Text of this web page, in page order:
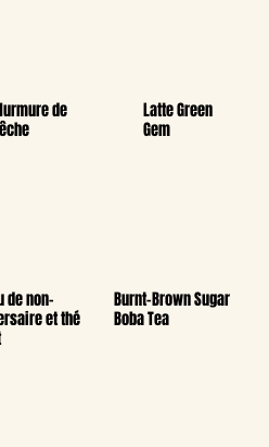
de
Latte Green
Gem
de non-
et thé
Burnt-Brown Sugar
Boba Tea